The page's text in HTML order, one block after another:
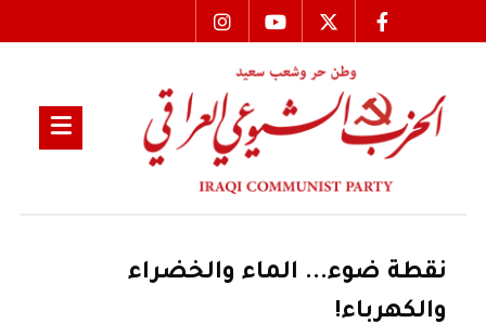
نقطة ضوء... الماء والخضراء
والكهرباء!